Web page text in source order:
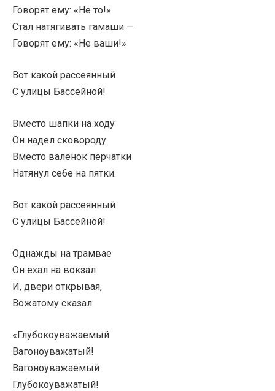
Говорят ему: «Не то!»
Стал натягивать гамаши —
Говорят ему: «Не ваши!»
Вот какой рассеянный
С улицы Бассейной!
Вместо шапки на ходу
Он надел сковороду.
Вместо валенок перчатки
Натянул себе на пятки.
Вот какой рассеянный
С улицы Бассейной!
Однажды на трамвае
Он ехал на вокзал
И, двери открывая,
Вожатому сказал:
«Глубокоуважаемый
Вагоноуважатый!
Вагоноуважаемый
Глубокоуважатый!